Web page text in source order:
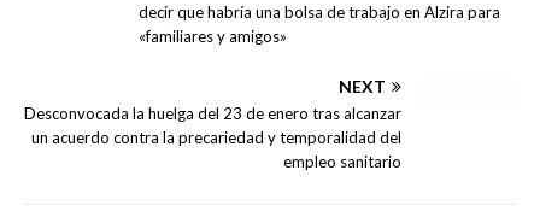
decir que habría una bolsa de trabajo en Alzira para
«familiares y amigos»
NEXT
Desconvocada la huelga del 23 de enero tras alcanzar
un acuerdo contra la precariedad y temporalidad del
empleo sanitario